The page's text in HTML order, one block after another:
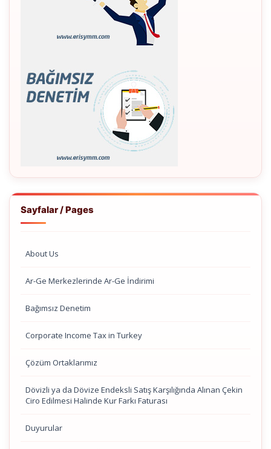
Sayfalar / Pages
About Us
Ar-Ge Merkezlerinde Ar-Ge İndirimi
Bağımsız Denetim
Corporate Income Tax in Turkey
Çözüm Ortaklarımız
Dövizli ya da Dövize Endeksli Satış Karşılığında Alınan Çekin
Ciro Edilmesi Halinde Kur Farkı Faturası
Duyurular